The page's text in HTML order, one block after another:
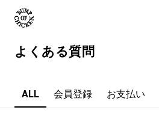
よくある質問
ALL 会員登録 お支払い